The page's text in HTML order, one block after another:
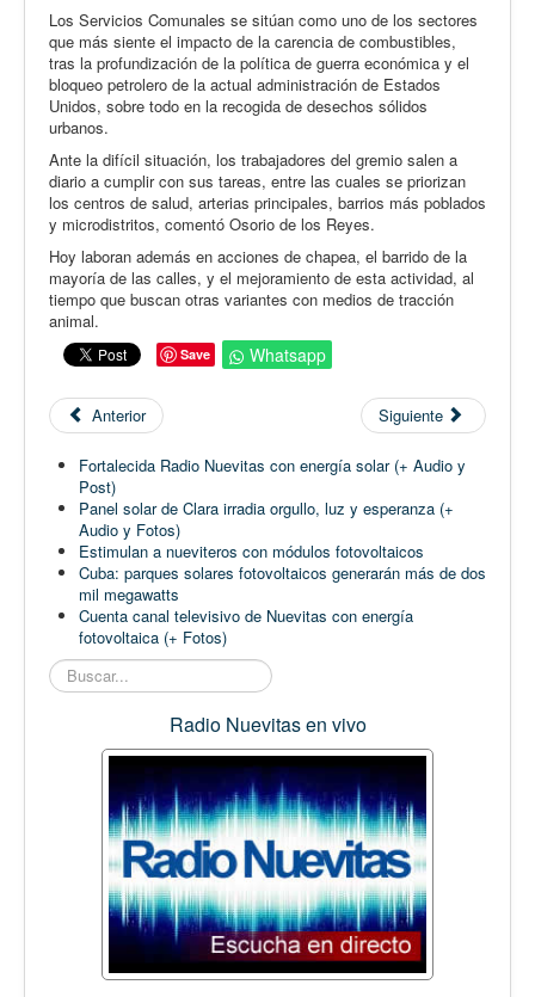
Los Servicios Comunales se sitúan como uno de los sectores
que más siente el impacto de la carencia de combustibles,
tras la profundización de la política de guerra económica y el
bloqueo petrolero de la actual administración de Estados
Unidos, sobre todo en la recogida de desechos sólidos
urbanos.
Ante la difícil situación, los trabajadores del gremio salen a
diario a cumplir con sus tareas, entre las cuales se priorizan
los centros de salud, arterias principales, barrios más poblados
y microdistritos, comentó Osorio de los Reyes.
Hoy laboran además en acciones de chapea, el barrido de la
mayoría de las calles, y el mejoramiento de esta actividad, al
tiempo que buscan otras variantes con medios de tracción
animal.
Save Whatsapp
Anterior Siguiente
Fortalecida Radio Nuevitas con energía solar (+ Audio y
Post)
Panel solar de Clara irradia orgullo, luz y esperanza (+
Audio y Fotos)
Estimulan a nueviteros con módulos fotovoltaicos
Cuba: parques solares fotovoltaicos generarán más de dos
mil megawatts
Cuenta canal televisivo de Nuevitas con energía
fotovoltaica (+ Fotos)
Buscar...
Radio Nuevitas en vivo